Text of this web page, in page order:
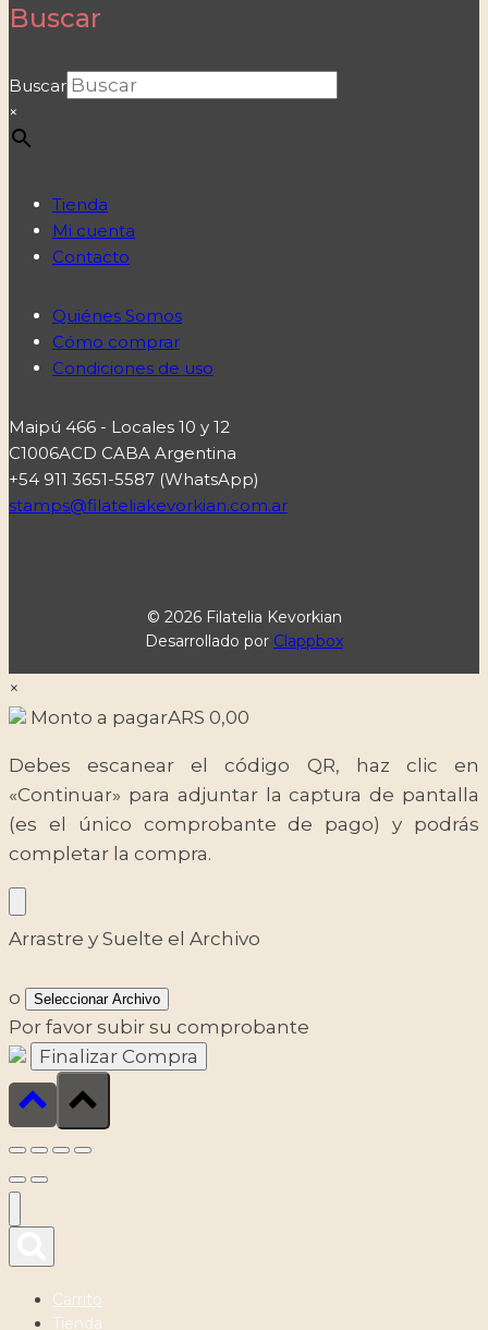
Buscar
Buscar
×
Tienda
Mi cuenta
Contacto
Quiénes Somos
Cómo comprar
Condiciones de uso
Maipú 466 - Locales 10 y 12
C1006ACD CABA Argentina
+54 911 3651-5587 (WhatsApp)
stamps@filateliakevorkian.com.ar
© 2026 Filatelia Kevorkian
Desarrollado por Clappbox
×
Monto a pagarARS 0,00
Debes escanear el código QR, haz clic en
«Continuar» para adjuntar la captura de pantalla
(es el único comprobante de pago) y podrás
completar la compra.
Arrastre y Suelte el Archivo
o Seleccionar Archivo
Por favor subir su comprobante
Carrito
Tienda